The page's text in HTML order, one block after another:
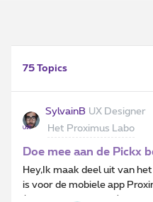
75 Topics
SylvainB UX Designer
Het Proximus Labo
Doe mee aan de Pickx
Hey,Ik maak deel uit van
is voor de mobiele app
(smartphone/tablet).Om te